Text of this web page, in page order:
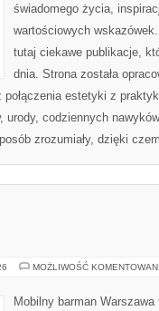
świadomego życia,
wartościowych
tutaj ciekawe publikacje,
dnia. Strona została
estetyki z
urody, codziennych
zrozumiały, dzięki
MOŻLIWOŚĆ
Mobilny barman